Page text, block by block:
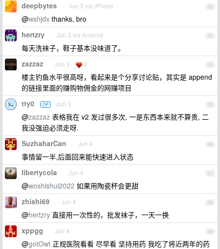
52
deepbytes Jun 3 via iPhone
@wshjdx thanks, bro
53
hertzry Jun 3 via Android
每天洗袜子，鞋子基本没味道了。
54
zazzaz Jun 3 3
楼主钓鱼水平很高呀，看起来是个分享讨论贴，其实是 append
的链接里面的赚购物佣金的网赚项目
55
tty0 OP Jun 3
@zazzaz 表格我在 v2 发过很多次, 一是东西本来就不算贵, 二
我没强迫必须走呀.
56
SuzhaharCan Jun 4
事情留一半,后面回来能快速进入状态
57
libertycola Jun 4
@woshishui2022 如果用陶瓷杯会更甜
58
zhishi69 Jun 4
@hertzry 直接用一次性的，批发袜子，一天一换
59
xppgg Jun 4
@gotOwt 正规医院看看 尽早看 坚持用药 我吃了将近两年的药